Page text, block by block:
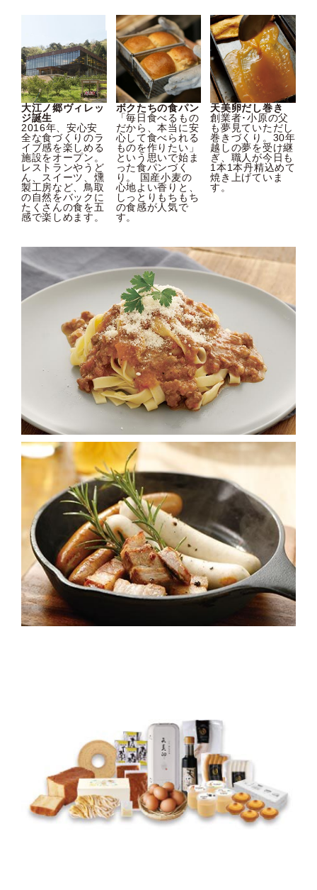
大江ノ郷ヴィレッ
ジ誕生
2016年、安心安
全な食づくりのラ
イブ感を楽しめる
施設をオープン。
レストランやうど
ん、スイーツ、燻
製工房など、鳥取
の自然をバックに
たくさんの食を五
感で楽しめます。
ボクたちの食パン
「毎日食べるもの
だから、本当に安
心して食べられる
ものを作りたい」
という思いで始ま
った食パンづく
り。 国産小麦の
心地よい香りと、
しっとりもちもち
の食感が人気で
す。
天美卵だし巻き
創業者･小原の父
も夢見ていただし
巻きづくり。30年
越しの夢を受け継
ぎ、職人が今日も
1本1本丹精込めて
焼き上げていま
す。